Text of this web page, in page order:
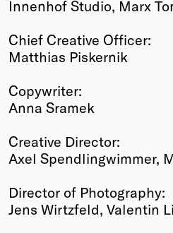
Innenhof Studio, Marx
Chief Creative Officer:
Matthias Piskernik
Copywriter:
Anna Sramek
Creative Director:
Axel Spendlingwimmer,
Director of Photography:
Jens Wirtzfeld, Valentin